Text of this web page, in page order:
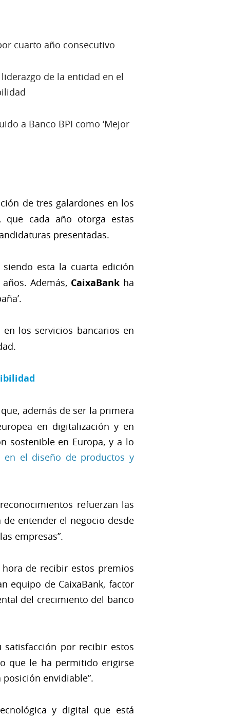
cuarto año consecutivo
de la entidad en el
a Banco BPI como ‘Mejor
de tres galardones en los
que cada año otorga estas
presentadas.
esta la cuarta edición
Además, CaixaBank ha
los servicios bancarios en
además de ser la primera
en digitalización y en
sostenible en Europa, y a lo
el diseño de productos y
refuerzan las
entender el negocio desde
empresas”.
de recibir estos premios
equipo de CaixaBank, factor
del crecimiento del banco
por recibir estos
que le ha permitido erigirse
envidiable”.
y digital que está